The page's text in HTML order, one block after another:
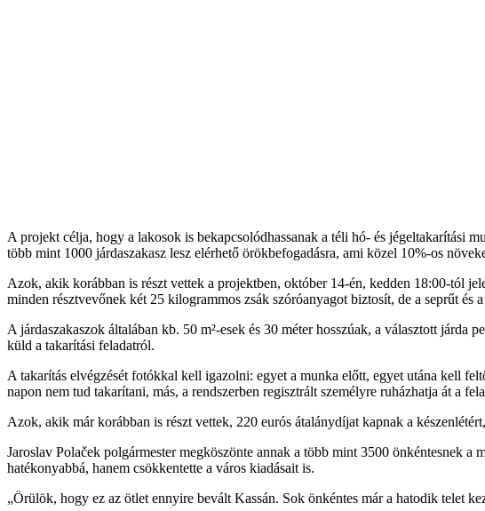
A projekt célja, hogy a lakosok is bekapcsolódhassanak a téli hó- és jégeltakarítási
több mint 1000 járdaszakasz lesz elérhető örökbefogadásra, ami közel 10%-os
Azok, akik korábban is részt vettek a projektben, október 14-én, kedden 18:00-tól
minden résztvevőnek két 25 kilogrammos zsák szóróanyagot biztosít, de a seprűt és
A járdaszakaszok általában kb. 50 m²-esek és 30 méter hosszúak, a választott
küld a takarítási feladatról.
A takarítás elvégzését fotókkal kell igazolni: egyet a munka előtt, egyet utána kell
napon nem tud takarítani, más, a rendszerben regisztrált személyre ruházhatja át a
Azok, akik már korábban is részt vettek, 220 eurós átalánydíjat kapnak a
Jaroslav Polaček polgármester megköszönte annak a több mint 3500 önkéntesnek
hatékonyabbá, hanem csökkentette a város kiadásait is.
„Örülök, hogy ez az ötlet ennyire bevált Kassán. Sok önkéntes már a hatodik telet